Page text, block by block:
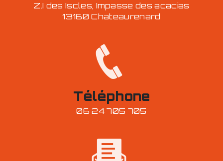
Z.I des Iscles, Impasse des acacias
13160 Chateaurenard
Téléphone
06 24 705 705